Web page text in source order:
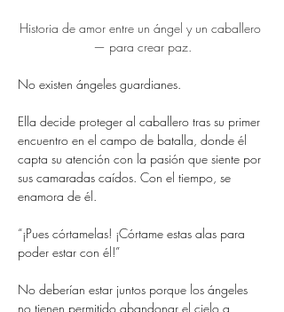
Historia de amor entre un ángel y un caballero
— para crear paz.
No existen ángeles guardianes.
Ella decide proteger al caballero tras su primer
encuentro en el campo de batalla, donde él
capta su atención con la pasión que siente por
sus camaradas caídos. Con el tiempo, se
enamora de él.
“¡Pues córtamelas! ¡Córtame estas alas para
poder estar con él!”
No deberían estar juntos porque los ángeles
no tienen permitido abandonar el cielo a